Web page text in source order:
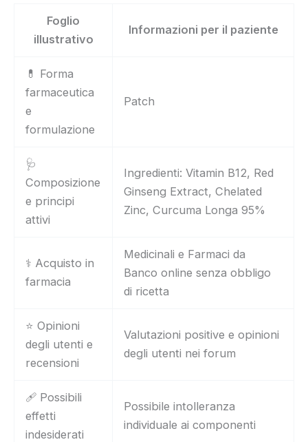
Foglio
illustrativo
Informazioni per il paziente
💊 Forma
farmaceutica
e
formulazione
Patch
🩺
Composizione
e principi
attivi
Ingredienti: Vitamin B12, Red
Ginseng Extract, Chelated
Zinc, Curcuma Longa 95%
⚕️ Acquisto in
farmacia
Medicinali e Farmaci da
Banco online senza obbligo
di ricetta
⭐ Opinioni
degli utenti e
recensioni
Valutazioni positive e opinioni
degli utenti nei forum
🩹 Possibili
effetti
indesiderati
Possibile intolleranza
individuale ai componenti